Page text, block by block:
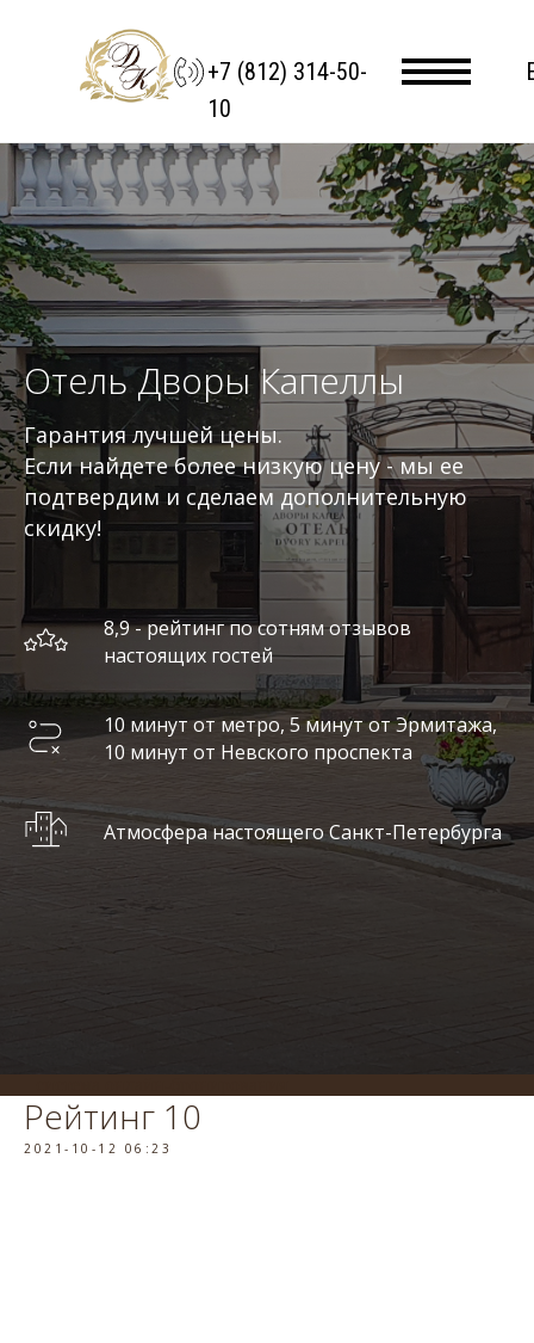
+7 (812) 314-50-
10
Отель Дворы Капеллы
Гарантия лучшей цены.
Если найдете более низкую цену - мы ее
подтвердим и сделаем дополнительную
скидку!
8,9 - рейтинг по сотням отзывов
настоящих гостей
10 минут от метро, 5 минут от Эрмитажа,
10 минут от Невского проспекта
Атмосфера настоящего Санкт-Петербурга
Рейтинг 10
2021-10-12 06:23